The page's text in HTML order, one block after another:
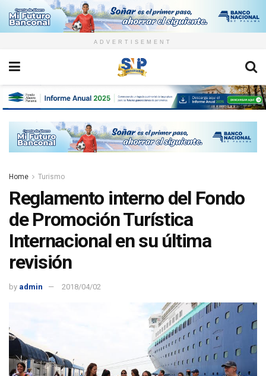
ADVERTISEMENT
Home Turismo
Reglamento interno del Fondo
de Promoción Turística
Internacional en su última
revisión
by admin 2018/04/02